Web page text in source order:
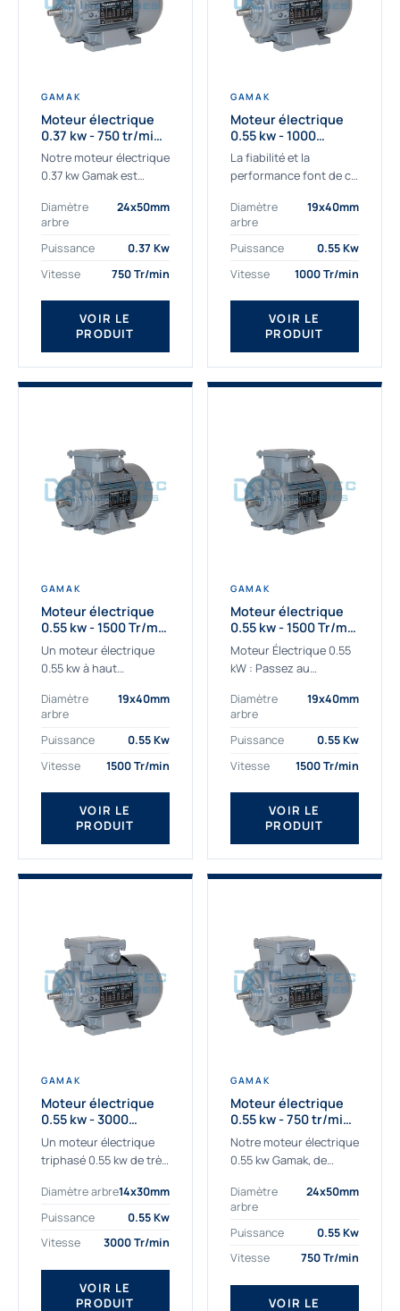
GAMAK
Moteur électrique
0.37 kw - 750 tr/min -
230/400V - IE3
Notre moteur électrique
0.37 kw Gamak est
aux applications
sévères. Nous
déterminons,
fournissons
des moteurs
asynchrones depuis de
nombreuses années....
Diamètre
arbre
24x50mm
Puissance
0.37 Kw
Vitesse
750 Tr/min
VOIR LE
PRODUIT
GAMAK
Moteur électrique
0.55 kw - 1000
Tr/min - 230/400V -
IE2
La fiabilité et la
performance font de ce
0.55kw un
indispensable de votre
production. Ce moteur
être alimenté...
Diamètre
arbre
19x40mm
Puissance
0.55 Kw
Vitesse
1000 Tr/min
VOIR LE
PRODUIT
GAMAK
Moteur électrique
0.55 kw - 1500 Tr/min
- 230/400V - IE2
Un moteur électrique
0.55 kw à haut
applications les plus
exigeantes.
Notre moteur électrique
0.55 kw de référence
AGM2EL 80 M 4a...
Diamètre
arbre
19x40mm
Puissance
0.55 Kw
Vitesse
1500 Tr/min
VOIR LE
PRODUIT
GAMAK
Moteur électrique
0.55 kw - 1500 Tr/min
- 230/400V -
Rendement IE4
Moteur Électrique 0.55
kW : Passez au
Découvrez notre
moteur électrique 0.55
kW de nouvelle
génération, conçu pour
les...
Diamètre
arbre
19x40mm
Puissance
0.55 Kw
Vitesse
1500 Tr/min
VOIR LE
PRODUIT
GAMAK
Moteur électrique
0.55 kw - 3000
Tr/min - 230/400V -
IE2
Un moteur électrique
triphasé 0.55 kw de très
vos applications les
plus exigeantes.
triphasé 0.55
kw Gamak...
Diamètre arbre14x30mm
Puissance
0.55 Kw
Vitesse
3000 Tr/min
VOIR LE
PRODUIT
GAMAK
Moteur électrique
0.55 kw - 750 tr/min -
230/400V - IE2
Notre moteur électrique
0.55 kw Gamak, de
adapté à toutes les
applications. Nous
déterminons,
fournissons
des moteurs
asynchrones depuis
Diamètre
arbre
24x50mm
Puissance
0.55 Kw
Vitesse
750 Tr/min
VOIR LE